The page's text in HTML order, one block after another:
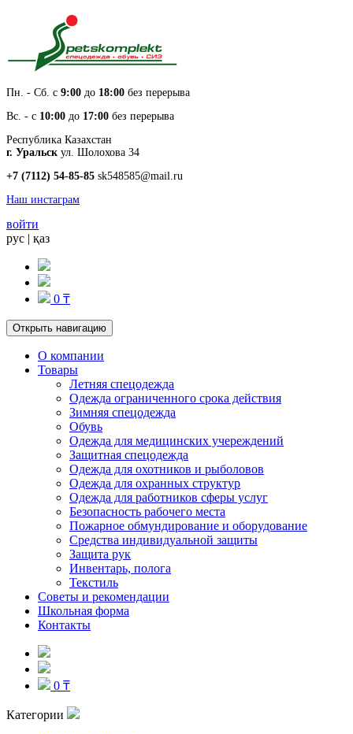
Пн. - Cб. с 9:00 до 18:00 без перерыва
Вс. - с 10:00 до 17:00 без перерыва
Республика Казахстан
г. Уральск ул. Шолохова 34
+7 (7112) 54-85-85 sk548585@mail.ru
Наш инстаграм
войти
рус | қаз
0 ₸
Открыть навигацию
О компании
Товары
Летняя спецодежда
Одежда ограниченного срока действия
Зимняя спецодежда
Обувь
Одежда для медицинских учереждений
Защитная спецодежда
Одежда для охотников и рыболовов
Одежда для охранных структур
Одежда для работников сферы услуг
Безопасность рабочего места
Пожарное обмундирование и оборудование
Средства индивидуальной защиты
Защита рук
Инвентарь, полога
Текстиль
Советы и рекомендации
Школьная форма
Контакты
0 ₸
Категории